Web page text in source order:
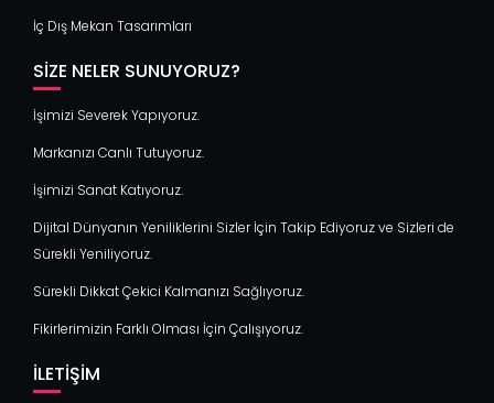
İç Dış Mekan Tasarımları
SIZE NELER SUNUYORUZ?
İşimizi Severek Yapıyoruz.
Markanızı Canlı Tutuyoruz.
İşimizi Sanat Katıyoruz.
Dijital Dünyanın Yeniliklerini Sizler İçin Takip Ediyoruz ve Sizleri de
Sürekli Yeniliyoruz.
Sürekli Dikkat Çekici Kalmanızı Sağlıyoruz.
Fikirlerimizin Farklı Olması İçin Çalışıyoruz.
İLETIŞIM